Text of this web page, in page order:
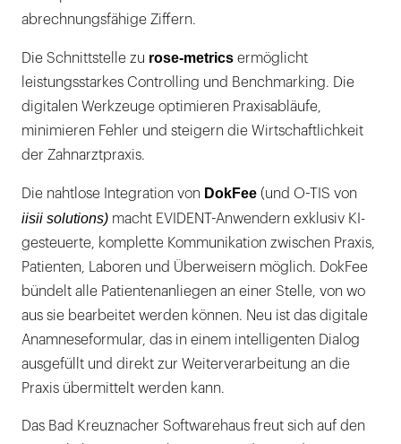
abrechnungsfähige Ziffern.
Die Schnittstelle zu rose-metrics ermöglicht
leistungsstarkes Controlling und Benchmarking. Die
digitalen Werkzeuge optimieren Praxisabläufe,
minimieren Fehler und steigern die Wirtschaftlichkeit
der Zahnarztpraxis.
Die nahtlose Integration von DokFee (und O-TIS von
iisii solutions) macht EVIDENT-Anwendern exklusiv KI-
gesteuerte, komplette Kommunikation zwischen Praxis,
Patienten, Laboren und Überweisern möglich. DokFee
bündelt alle Patientenanliegen an einer Stelle, von wo
aus sie bearbeitet werden können. Neu ist das digitale
Anamneseformular, das in einem intelligenten Dialog
ausgefüllt und direkt zur Weiterverarbeitung an die
Praxis übermittelt werden kann.
Das Bad Kreuznacher Softwarehaus freut sich auf den